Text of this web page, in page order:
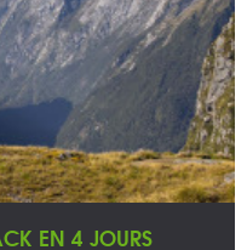
EN 4 JOURS